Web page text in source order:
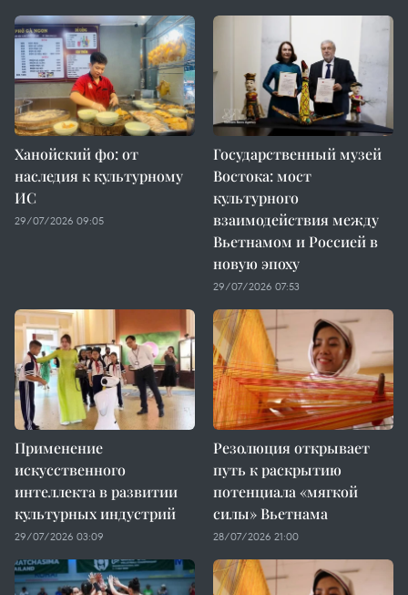
Ханойский фо: от
наследия к культурному
ИС
29/07/2026 09:05
Государственный музей
Востока: мост
культурного
взаимодействия между
Вьетнамом и Россией в
новую эпоху
29/07/2026 07:53
Применение
искусственного
интеллекта в развитии
культурных индустрий
29/07/2026 03:09
Резолюция открывает
путь к раскрытию
потенциала «мягкой
силы» Вьетнама
28/07/2026 21:00